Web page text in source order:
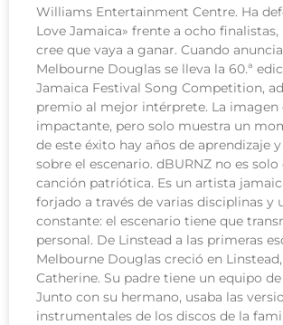
Williams Entertainment Centre. Ha
Love Jamaica» frente a ocho finalistas,
cree que vaya a ganar. Cuando
Melbourne Douglas se lleva la 60.ª
Jamaica Festival Song Competition,
premio al mejor intérprete. La imagen
impactante, pero solo muestra un
de este éxito hay años de aprendizaje
sobre el escenario. dBURNZ no es
canción patriótica. Es un artista
forjado a través de varias disciplinas y
constante: el escenario tiene que
personal. De Linstead a las primeras
Melbourne Douglas creció en
Catherine. Su padre tiene un equipo
Junto con su hermano, usaba las
instrumentales de los discos de la